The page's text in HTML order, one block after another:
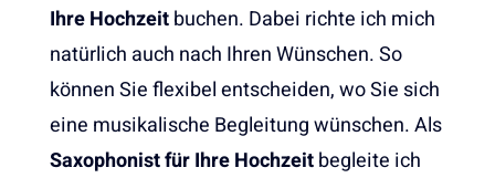
Ihre Hochzeitbuchen. Dabei richte ich mich
natürlich auch nach Ihren Wünschen. So
können Sie flexibel entscheiden, wo Sie sich
eine musikalische Begleitung wünschen. Als
Saxophonist für Ihre Hochzeitbegleite ich